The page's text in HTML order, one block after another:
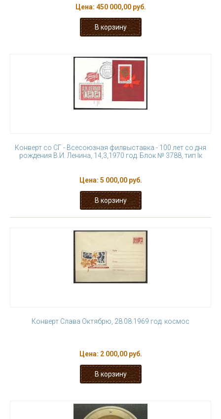
Цена: 450 000,00 руб.
Конверт со СГ - Всесоюзная филвыставка - 100 лет со дня
рождения В.И. Ленина, 14,3,1970 год. Блок № 3788, тип Iк
Цена: 5 000,00 руб.
Конверт Слава Октябрю, 28.08.1969 год. космос
Цена: 2 000,00 руб.